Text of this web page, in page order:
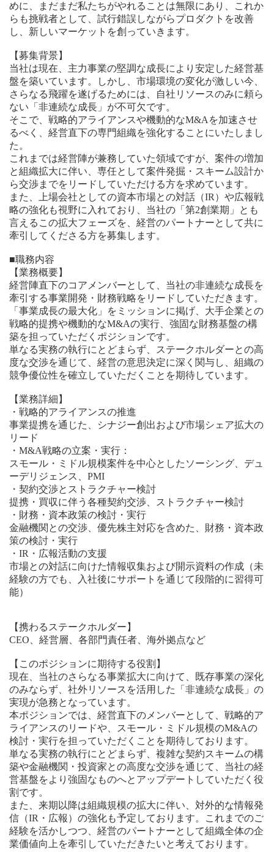
めに、まだまだ私たちがやれることは無限にあり、これか
らも挑戦者として、試行錯誤しながらプロダクトを改善
し、新しいマーケットを創っていきます。
【募集背景】
当社は現在、主力事業の堅調な成長により安定した経営基
盤を築いています。しかし、市場環境の変化が激しい今、
さらなる飛躍を遂げるためには、自社リソースのみに頼ら
ない「非連続な成長」が不可欠です。
そこで、戦略的アライアンスや機動的なM&Aを加速させ
るべく、経営直下の専門組織を強化することにいたしまし
た。
これまでは経営陣が兼務していた領域ですが、案件の増加
と組織拡大に伴い、専任として案件発掘・スキーム設計か
ら交渉までをリードしていただける方を求めています。
また、上場会社としての資本市場との対話（IR）や広報戦
略の強化も視野に入れており、当社の「第2創業期」とも
言えるこの拡大フェーズを、経営のパートナーとして共に
牽引してくださる方を募集します。
■職務内容
【業務概要】
経営陣直下のコアメンバーとして、当社の非連続な成長を
牽引する事業開発・財務戦略をリードしていただきます。
「事業成長の最大化」をミッションに掲げ、大手企業との
戦略的提携や機動的なM&Aの実行、強固な財務基盤の構
築を担っていただくポジションです。
単なる実務の執行にとどまらず、ステークホルダーとの高
度な交渉を通じて、経営の意思決定に深く関与し、組織の
競争優位性を確立していただくことを期待しています。
【業務詳細】
・戦略的アライアンスの推進
事業提携を通じた、シナジー創出および市場シェア拡大の
リード
・M&A戦略の立案・実行：
スモール・ミドル規模案件を中心としたソーシング、デュ
ーデリジェンス、PMI
・契約交渉とストラクチャー検討
提携・買収に伴う各種契約交渉、ストラクチャー検討
・財務・資本政策の検討・実行
金融機関との交渉、優先株主対応を含めた、財務・資本政
策の検討・実行
・IR・広報活動の支援
市場との対話に向けた情報収集および開示資料の作成（未
経験の方でも、入社後にサポートを通じて段階的に習得可
能）
【携わるステークホルダー】
CEO、経営層、各部門責任者、海外拠点など
【このポジションに期待する役割】
現在、当社のさらなる事業拡大に向けて、既存事業の深化
のみならず、社外リソースを活用した「非連続な成長」の
実現が急務となっています。
本ポジションでは、経営直下のメンバーとして、戦略的ア
ライアンスのリードや、スモール・ミドル規模のM&Aの
検討・実行を担っていただくことを期待しております。
単なる実務の執行にとどまらず、複雑な契約スキームの構
築や金融機関・投資家との高度な交渉を通じて、当社の経
営基盤をより強固なものへとアップデートしていただく役
割です。
また、来期以降は組織規模の拡大に伴い、対外的な情報発
信（IR・広報）の強化も予定しております。これまでのご
経験を活かしつつ、経営のパートナーとして組織全体の企
業価値向上を牽引していただきたいと考えております。